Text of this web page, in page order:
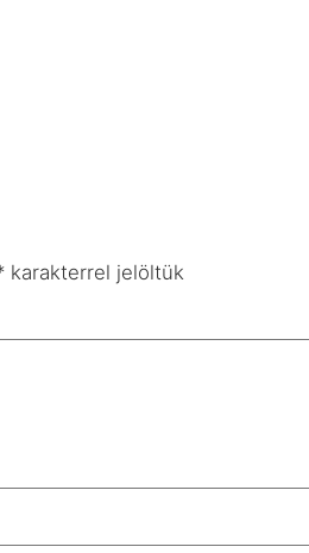
karakterrel jelöltük